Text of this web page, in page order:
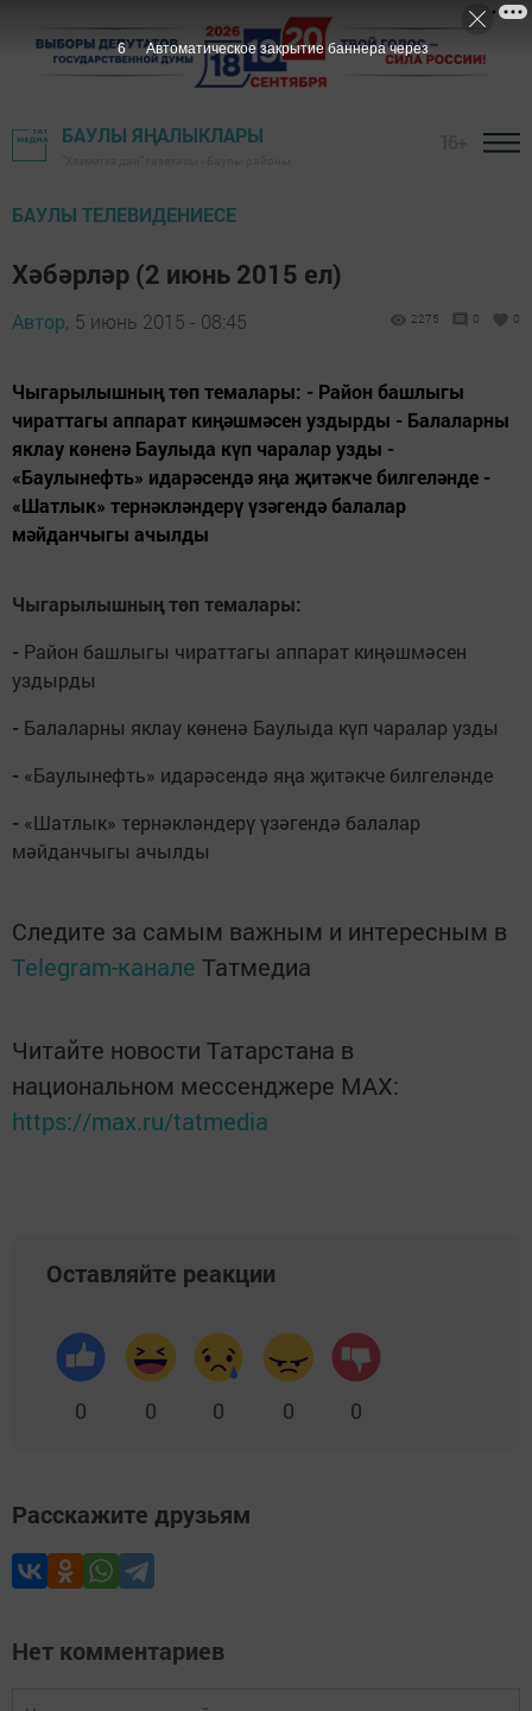
БАУЛЫ ЯҢАЛЫКЛАРЫ
БАУЛЫ ТЕЛЕВИДЕНИЕСЕ
Хәбәрләр (2 июнь 2015 ел)
Автор, 5 июнь 2015 - 08:45 2275 0 0
Чыгарылышның төп темалары: - Район башлыгы
чираттагы аппарат киңәшмәсен уздырды - Балаларны
яклау көненә Баулыда күп чаралар узды -
«Баулынефть» идарәсендә яңа җитәкче билгеләнде -
«Шатлык» тернәкләндерү үзәгендә балалар
мәйданчыгы ачылды
Чыгарылышның төп темалары:
- Район башлыгы чираттагы аппарат киңәшмәсен
уздырды
- Балаларны яклау көненә Баулыда күп чаралар узды
- «Баулынефть» идарәсендә яңа җитәкче билгеләнде
- «Шатлык» тернәкләндерү үзәгендә балалар
мәйданчыгы ачылды
Следите за самым важным и интересным в
Telegram-канале Татмедиа
Читайте новости Татарстана в
национальном мессенджере MАХ:
https://max.ru/tatmedia
Оставляйте реакции
0 0 0 0 0
Расскажите друзьям
Нет комментариев
5 Автоматическое закрытие баннера через